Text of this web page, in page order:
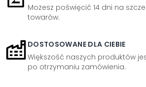
Możesz poświęcić 14 dni na
towarów.
DOSTOSOWANE DLA CIEBIE
Większość naszych produktów
po otrzymaniu zamówienia.